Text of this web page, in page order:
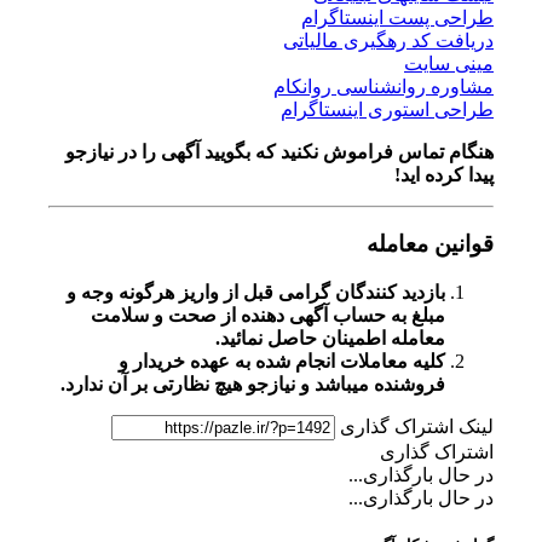
طراحی پست اینستاگرام
دریافت کد رهگیری مالیاتی
مینی سایت
مشاوره روانشناسی روانکام
طراحی استوری اینستاگرام
هنگام تماس فراموش نکنید که بگویید آگهی را در نیازجو
پیدا کرده اید!
قوانین معامله
بازدید کنندگان گرامی قبل از واریز هرگونه وجه و
مبلغ به حساب آگهی دهنده از صحت و سلامت
معامله اطمینان حاصل نمائید.
کلیه معاملات انجام شده به عهده خریدار و
فروشنده میباشد و نیازجو هیچ نظارتی بر آن ندارد.
لینک اشتراک گذاری
اشتراک گذاری
در حال بارگذاری...
در حال بارگذاری...